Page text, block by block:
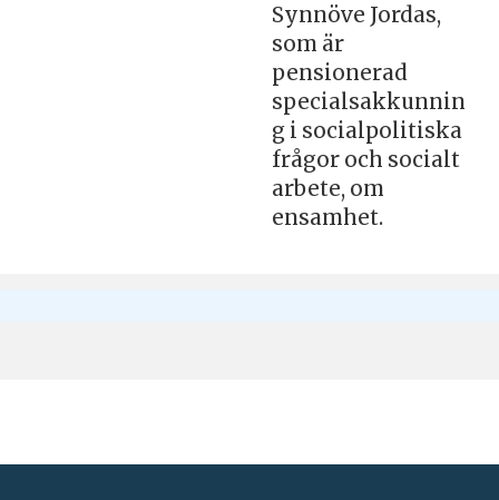
Synnöve Jordas,
som är
pensionerad
specialsakkunnin
g i socialpolitiska
frågor och socialt
arbete, om
ensamhet.